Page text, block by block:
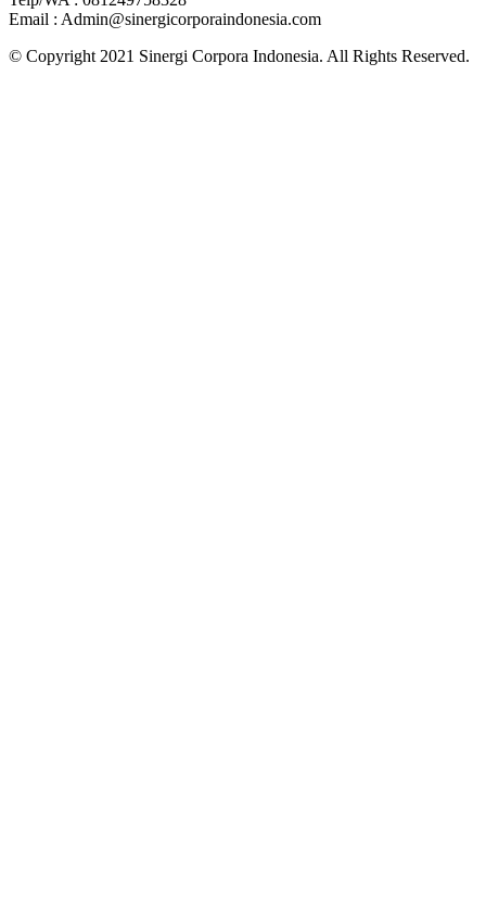
Email : Admin@sinergicorporaindonesia.com
© Copyright 2021 Sinergi Corpora Indonesia. All Rights Reserved.